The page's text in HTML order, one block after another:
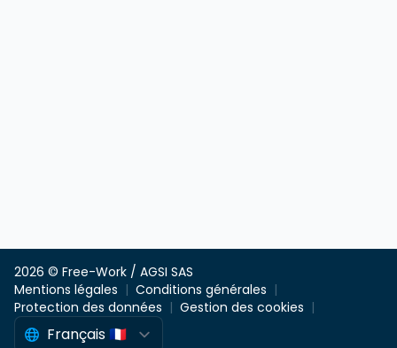
2026 © Free-Work / AGSI SAS
Mentions légales
Conditions générales
Protection des données
Gestion des cookies